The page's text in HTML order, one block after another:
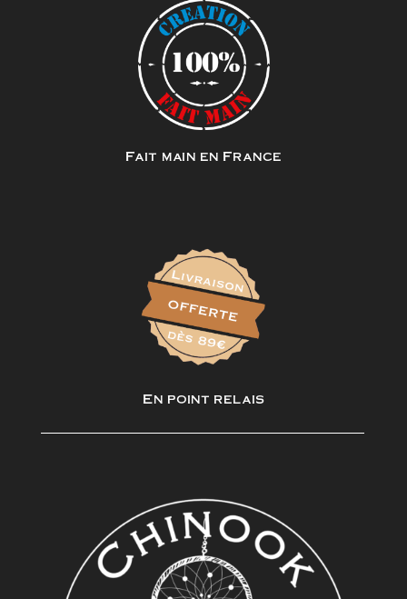
Fait main en France
En point relais